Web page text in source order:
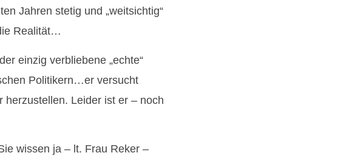
Jahren stetig und „weitsichtig“
Realität…
einzig verbliebene „echte“
Politikern…er versucht
Leider ist er – noch
wissen ja – lt. Frau Reker –